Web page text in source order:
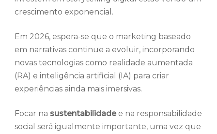
crescimento exponencial.
Em 2026, espera-se que o marketing baseado
em narrativas continue a evoluir, incorporando
novas tecnologias como realidade aumentada
(RA) e inteligência artificial (IA) para criar
experiências ainda mais imersivas.
Focar na sustentabilidadee na responsabilidade
social será igualmente importante, uma vez que